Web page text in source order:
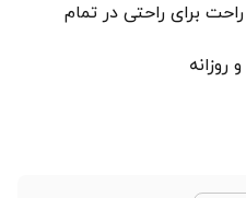
برای راحتی در تمام